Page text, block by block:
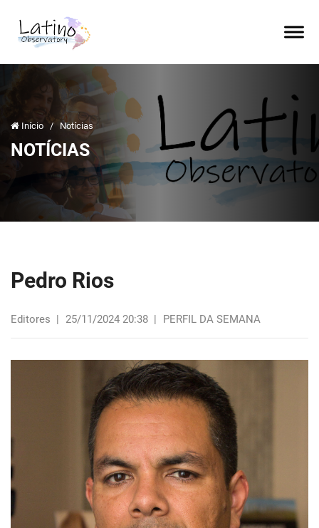
Início / Notícias
NOTÍCIAS
Pedro Rios
Editores | 25/11/2024 20:38 | PERFIL DA SEMANA